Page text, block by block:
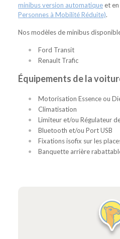
minibus version automatique et
Personnes à Mobilité Réduite).
Nos modèles de minibus
Ford Transit
Renault Trafic
Équipements de la
Motorisation Essence ou
Climatisation
Limiteur et/ou Régulateur
Bluetooth et/ou Port USB
Fixations isofix sur les
Banquette arrière